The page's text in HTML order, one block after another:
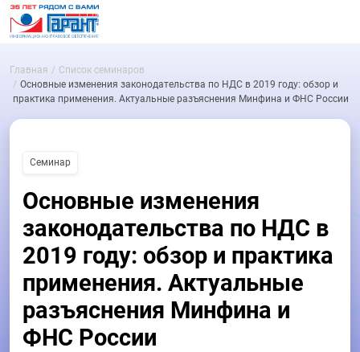
Главная
Список семинаров
Основные изменения законодательства по НДС в 2019 году: обзор и
практика применения. Актуальные разъяснения Минфина и ФНС России
Семинар
Основные изменения
законодательства по НДС в
2019 году: обзор и практика
применения. Актуальные
разъяснения Минфина и
ФНС России